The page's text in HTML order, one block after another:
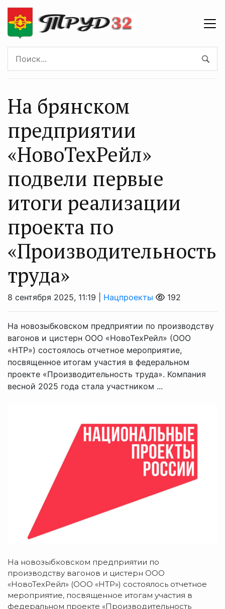
На брянском
предприятии
«НовоТехРейл»
подвели первые
итоги реализации
проекта по
«Производительность
труда»
8 сентября 2025, 11:19 | Нацпроекты 192
На новозыбковском предприятии по производству
вагонов и цистерн ООО «НовоТехРейл» (ООО
«НТР») состоялось отчетное мероприятие,
посвященное итогам участия в федеральном
проекте «Производительность труда». Компания
весной 2025 года стала участником ...
На новозыбковском предприятии по
производству вагонов и цистерн ООО
«НовоТехРейл» (ООО «НТР») состоялось отчетное
мероприятие, посвященное итогам участия в
федеральном проекте «Производительность